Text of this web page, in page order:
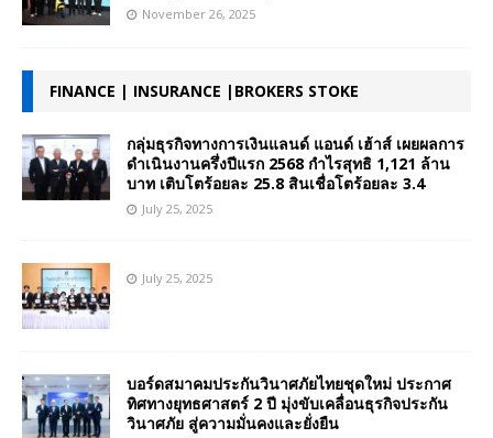
November 26, 2025
FINANCE | INSURANCE |BROKERS STOKE
กลุ่มธุรกิจทางการเงินแลนด์ แอนด์ เฮ้าส์ เผยผลการ
ดำเนินงานครึ่งปีแรก 2568 กำไรสุทธิ 1,121 ล้าน
บาท เติบโตร้อยละ 25.8 สินเชื่อโตร้อยละ 3.4
July 25, 2025
July 25, 2025
บอร์ดสมาคมประกันวินาศภัยไทยชุดใหม่ ประกาศ
ทิศทางยุทธศาสตร์ 2 ปี มุ่งขับเคลื่อนธุรกิจประกัน
วินาศภัย สู่ความมั่นคงและยั่งยืน